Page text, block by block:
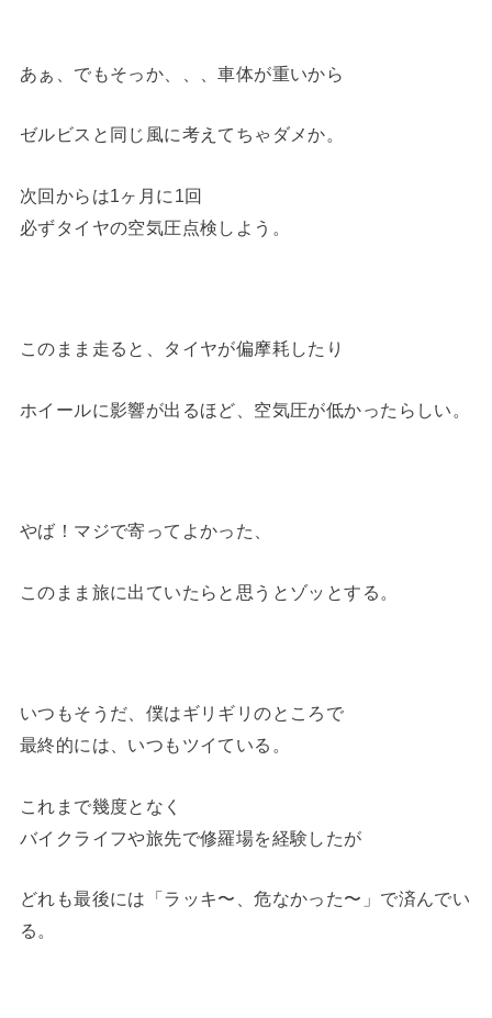
あぁ、でもそっか、、、車体が重いから
ゼルビスと同じ風に考えてちゃダメか。
次回からは1ヶ月に1回
必ずタイヤの空気圧点検しよう。
このまま走ると、タイヤが偏摩耗したり
ホイールに影響が出るほど、空気圧が低かったらしい。
やば！マジで寄ってよかった、
このまま旅に出ていたらと思うとゾッとする。
いつもそうだ、僕はギリギリのところで
最終的には、いつもツイている。
これまで幾度となく
バイクライフや旅先で修羅場を経験したが
どれも最後には「ラッキ〜、危なかった〜」で済んでい
る。